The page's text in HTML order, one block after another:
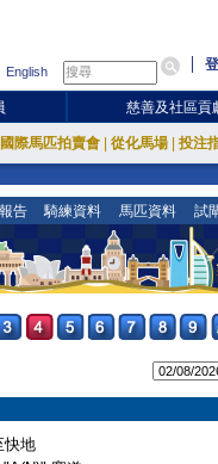
English
慈善及社區貢
際馬匹拍賣會 從化馬場 投注
告 騎練資料 馬匹資料 試
快地